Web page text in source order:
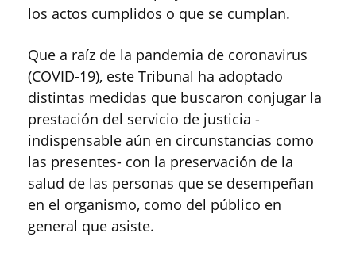
los actos cumplidos o que se cumplan.
Que a raíz de la pandemia de coronavirus
(COVID-19), este Tribunal ha adoptado
distintas medidas que buscaron conjugar la
prestación del servicio de justicia -
indispensable aún en circunstancias como
las presentes- con la preservación de la
salud de las personas que se desempeñan
en el organismo, como del público en
general que asiste.